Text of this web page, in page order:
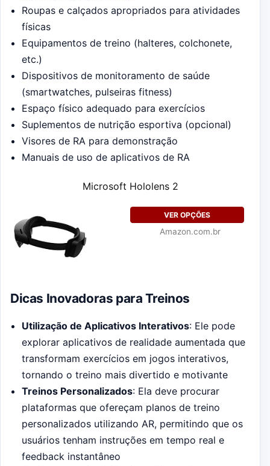
Roupas e calçados apropriados para atividades
físicas
Equipamentos de treino (halteres, colchonete,
etc.)
Dispositivos de monitoramento de saúde
(smartwatches, pulseiras fitness)
Espaço físico adequado para exercícios
Suplementos de nutrição esportiva (opcional)
Visores de RA para demonstração
Manuais de uso de aplicativos de RA
Microsoft Hololens 2
VER OPÇÕES
Amazon.com.br
Dicas Inovadoras para Treinos
Utilização de Aplicativos Interativos: Ele pode
explorar aplicativos de realidade aumentada que
transformam exercícios em jogos interativos,
tornando o treino mais divertido e motivante
Treinos Personalizados: Ela deve procurar
plataformas que ofereçam planos de treino
personalizados utilizando AR, permitindo que os
usuários tenham instruções em tempo real e
feedback instantâneo